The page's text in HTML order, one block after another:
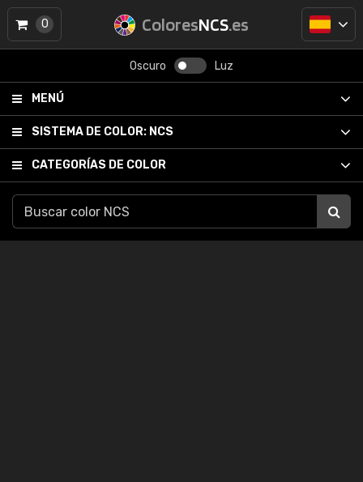
ColoresNCS.es
Oscuro Luz
MENÚ
SISTEMA DE COLOR: NCS
CATEGORÍAS DE COLOR
0